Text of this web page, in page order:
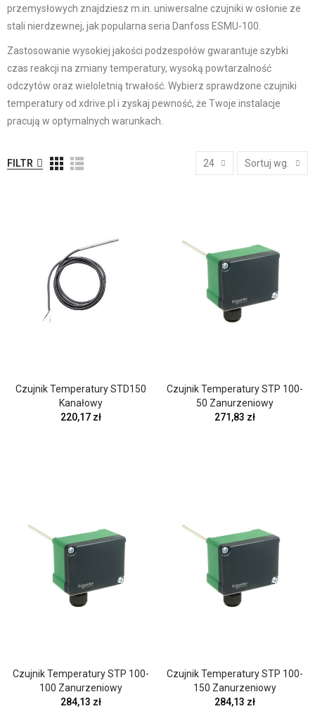
przemysłowych znajdziesz m.in. uniwersalne czujniki w osłonie ze
stali nierdzewnej, jak popularna seria Danfoss ESMU-100.
Zastosowanie wysokiej jakości podzespołów gwarantuje szybki
czas reakcji na zmiany temperatury, wysoką powtarzalność
odczytów oraz wieloletnią trwałość. Wybierz sprawdzone czujniki
temperatury od xdrive.pl i zyskaj pewność, że Twoje instalacje
pracują w optymalnych warunkach.
FILTR 24 Sortuj wg.
Czujnik Temperatury STD150
Kanałowy
220,17 zł
Czujnik Temperatury STP 100-
50 Zanurzeniowy
271,83 zł
Czujnik Temperatury STP 100-
100 Zanurzeniowy
284,13 zł
Czujnik Temperatury STP 100-
150 Zanurzeniowy
284,13 zł